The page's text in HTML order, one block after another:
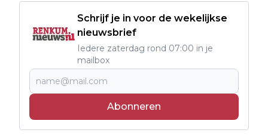
Schrijf je in voor de wekelijkse
nieuwsbrief
Iedere zaterdag rond 07:00 in je
mailbox
Abonneren